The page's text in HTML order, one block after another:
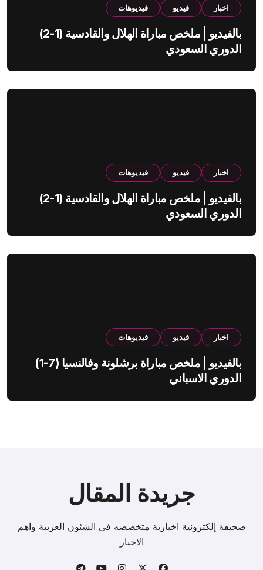
اخبار فيديو فيديوهات
بالفيديو | ملخص مباراة الهلال والقادسية (1-2)
الدوري السعودي
اخبار فيديو فيديوهات
بالفيديو | ملخص مباراة الهلال والقادسية (1-2)
الدوري السعودي
اخبار فيديو فيديوهات
بالفيديو | ملخص مباراة برشلونة وفالنسيا (7-1)
الدوري الاسباني
جريدة المقال
صحيفة إلكترونية اخبارية متخصصه فى الشئون العربية واهم
الاخبار